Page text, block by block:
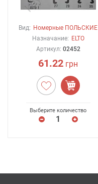
Вид: Номерные ПОЛЬСКИЕ
Назначание: ELTO
Артикул: 02452
61.22 грн
Выберите количество